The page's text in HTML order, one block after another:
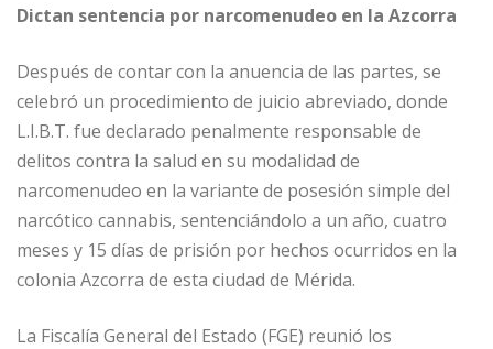
Dictan sentencia por narcomenudeo en la Azcorra
Después de contar con la anuencia de las partes, se
celebró un procedimiento de juicio abreviado, donde
L.I.B.T. fue declarado penalmente responsable de
delitos contra la salud en su modalidad de
narcomenudeo en la variante de posesión simple del
narcótico cannabis, sentenciándolo a un año, cuatro
meses y 15 días de prisión por hechos ocurridos en la
colonia Azcorra de esta ciudad de Mérida.
La Fiscalía General del Estado (FGE) reunió los